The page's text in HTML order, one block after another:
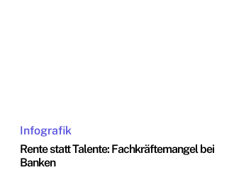
Infografik
Rente statt Talente: Fachkräftemangel bei
Banken